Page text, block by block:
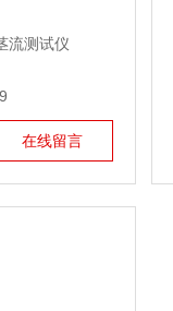
流测试仪
在线留言